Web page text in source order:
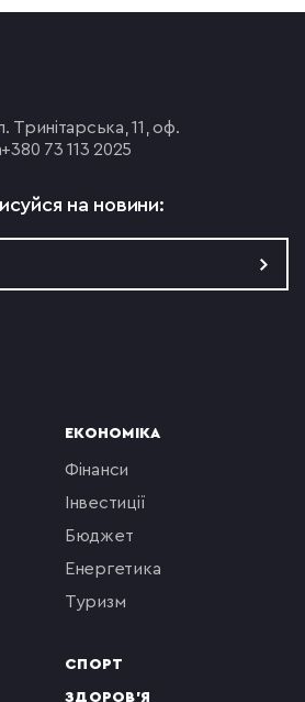
Тринітарська, 11, оф.
+380 73 113 2025
на новини:
ЕКОНОМІКА
фінанси
інвестиції
бюджет
енергетика
туризм
СПОРТ
ЗДОРОВ'Я